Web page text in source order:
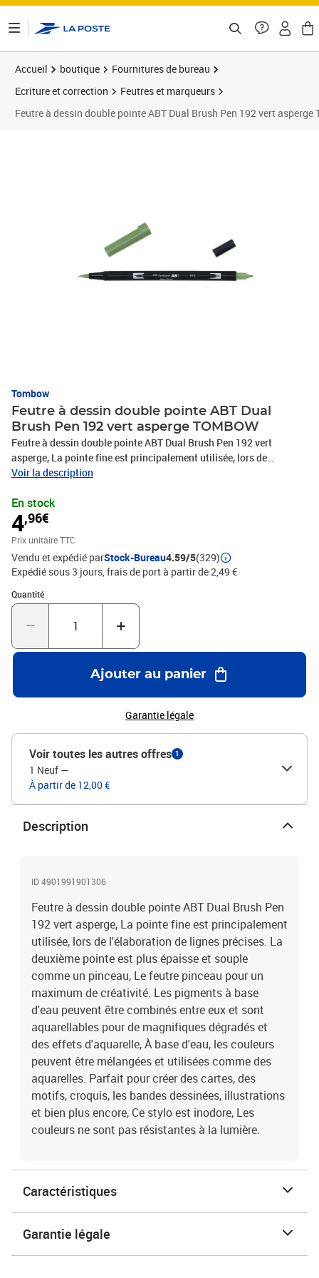
Accueil boutique
Fournitures de bureau
Ecriture et correction
Feutres et marqueurs
Feutre à dessin double pointe ABT Dual Brush Pen 192 vert asperge
Tombow
Feutre à dessin double pointe ABT Dual
Brush Pen 192 vert asperge TOMBOW
Feutre à dessin double pointe ABT Dual Brush Pen 192 vert
asperge, La pointe fine est principalement utilisée, lors de
l'élaboration de lignes précises. La deuxième pointe est plus
maximum de créativité. Les pigments à base d'eau peuvent être
combinés entre eux et sont aquarellables pour de magnifiques
dégradés et des effets d'aquarelle, À base d'eau, les couleurs
peuvent être mélangées et utilisées comme des aquarelles. Parfait
pour créer des cartes, des motifs, croquis, les bandes dessinées,
illustrations et bien plus encore, Ce stylo est inodore, Les couleurs
ne sont pas résistantes à la lumière.
Voir la description
En stock
4,96€
Prix unitaire TTC
Vendu et expédié parStock-Bureau4.59/5(329)
Expédié sous 3 jours, frais de port à partir de 2,49 €
Quantité
Quantité : 1
Ajouter au panier
Garantie légale
Voir toutes les autres offres 1
1 Neuf —
À partir de 12,00 €
Description
ID 4901991901306
Feutre à dessin double pointe ABT Dual Brush Pen
192 vert asperge, La pointe fine est principalement
utilisée, lors de l'élaboration de lignes précises. La
deuxième pointe est plus épaisse et souple
comme un pinceau, Le feutre pinceau pour un
maximum de créativité. Les pigments à base
d'eau peuvent être combinés entre eux et sont
aquarellables pour de magnifiques dégradés et
des effets d'aquarelle, À base d'eau, les couleurs
peuvent être mélangées et utilisées comme des
aquarelles. Parfait pour créer des cartes, des
motifs, croquis, les bandes dessinées, illustrations
et bien plus encore, Ce stylo est inodore, Les
couleurs ne sont pas résistantes à la lumière.
Caractéristiques
Garantie légale